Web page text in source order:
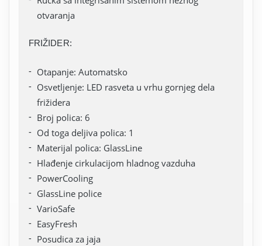
otvaranja
FRIŽIDER:
Otapanje: Automatsko
Osvetljenje: LED rasveta u vrhu gornjeg dela
frižidera
Broj polica: 6
Od toga deljiva polica: 1
Materijal polica: GlassLine
Hlađenje cirkulacijom hladnog vazduha
PowerCooling
GlassLine police
VarioSafe
EasyFresh
Posudica za jaja